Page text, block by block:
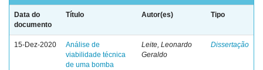
Data do
documento
Título Autor(es) Tipo
15-Dez-2020
Análise de
viabilidade técnica
de uma bomba
Leite, Leonardo
Geraldo
Dissertação